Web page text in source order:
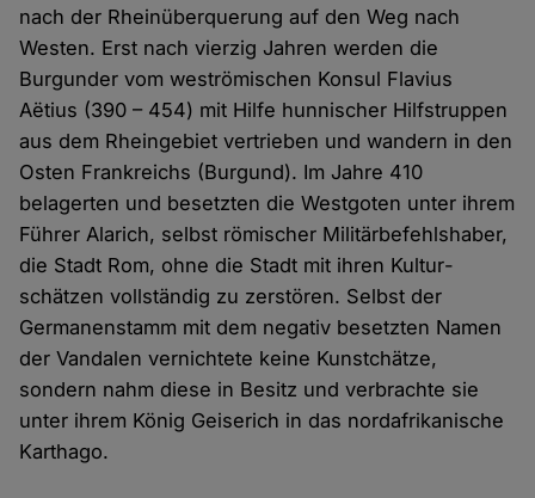
nach der Rhein­­über­querung auf den Weg nach
Westen. Erst nach vierzig Jahren werden die
Burgunder vom west­römischen Konsul Flavius
Aëtius (390 – 454) mit Hilfe hunnischer Hilfs­­truppen
aus dem Rhein­gebiet vertrieben und wandern in den
Osten Frank­­reichs (Burgund). Im Jahre 410
belagerten und besetzten die West­goten unter ihrem
Führer Alarich, selbst römischer Militär­befehls­haber,
die Stadt Rom, ohne die Stadt mit ihren Kultur­­
schätzen vollständig zu zerstören. Selbst der
Germanen­stamm mit dem negativ besetzten Namen
der Vandalen vernichtete keine Kunst­chätze,
sondern nahm diese in Besitz und verbrachte sie
unter ihrem König Geiserich in das nord­afrikanische
Karthago.